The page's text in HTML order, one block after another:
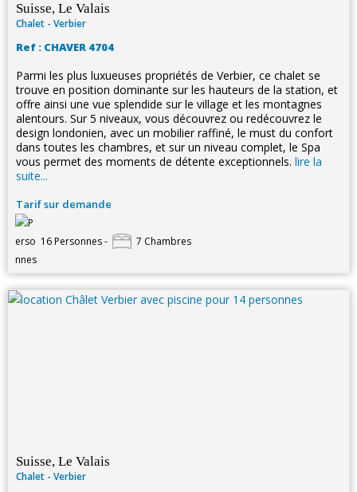
Suisse, Le Valais
Chalet - Verbier
Ref : CHAVER 4704
Parmi les plus luxueuses propriétés de Verbier, ce chalet se
trouve en position dominante sur les hauteurs de la station, et
offre ainsi une vue splendide sur le village et les montagnes
alentours. Sur 5 niveaux, vous découvrez ou redécouvrez le
design londonien, avec un mobilier raffiné, le must du confort
dans toutes les chambres, et sur un niveau complet, le Spa
vous permet des moments de détente exceptionnels. lire la
suite...
Tarif sur demande
16 Personnes - 7 Chambres
Suisse, Le Valais
Chalet - Verbier